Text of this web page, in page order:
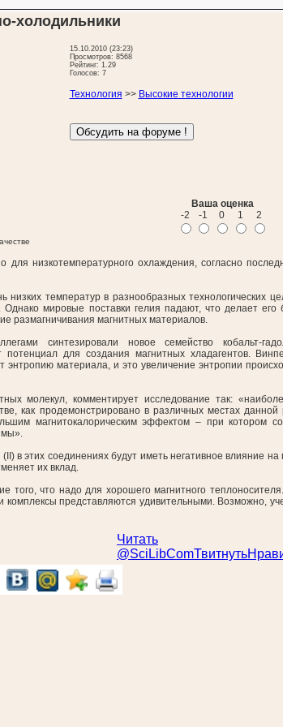
холодильники
15.10.2010 (23:23)
Просмотров: 8568
Рейтинг: 1.29
Голосов: 7
Технология >> Высокие технологии
Ваша оценка
-2
-1 0 1 2
низкотемпературного охлаждения, согласно
температур в разнообразных технологических
мировые поставки гелия падают, что делает его
размагничивания магнитных материалов.
синтезировали новое семейство кобальт-
для создания магнитных хладагентов.
энтропию материала, и это увеличение энтропии
молекул, комментирует исследование так:
как продемонстрировано в различных местах
магнитокалорическим эффектом – при котором
в этих соединениях будут иметь негативное влияние на
их вклад.
что надо для хорошего магнитного
комплексы представляются удивительными. Возможно,
Читать
@SciLibComТвитнуть